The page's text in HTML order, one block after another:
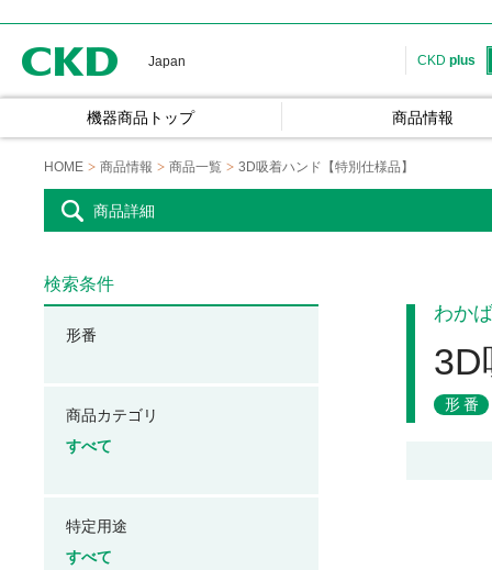
Japan CKD plus
機器商品トップ 商品情報
HOME 商品情報 商品一覧 3D吸着ハンド【特別仕様品】
商品詳細
わか
3D
形番
検索条件
形番
商品カテゴリ
すべて
特定用途
すべて